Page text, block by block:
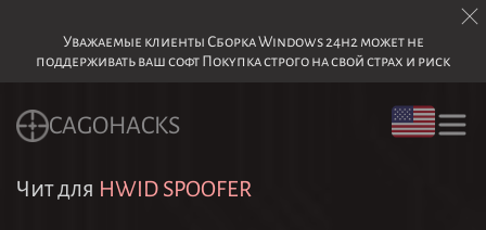
Уважаемые клиенты Сборка Windows 24h2 может не
поддерживать ваш софт Покупка строго на свой страх и риск
CAGOHACKS
Чит для HWID SPOOFER